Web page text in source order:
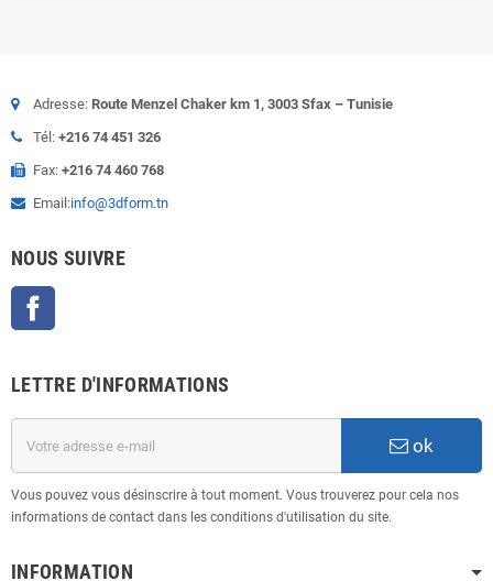
Adresse: Route Menzel Chaker km 1, 3003 Sfax – Tunisie
Tél: +216 74 451 326
Fax: +216 74 460 768
Email:info@3dform.tn
NOUS SUIVRE
LETTRE D'INFORMATIONS
ok
Vous pouvez vous désinscrire à tout moment. Vous trouverez pour cela nos
informations de contact dans les conditions d'utilisation du site.
INFORMATION